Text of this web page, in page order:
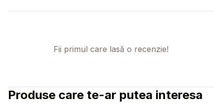
Fii primul care lasă o recenzie!
Produse care te-ar putea interesa